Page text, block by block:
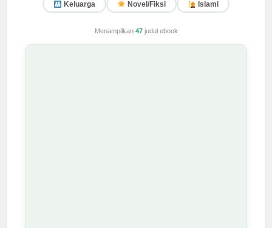
Keluarga Novel/Fiksi Islami
Menampilkan 47judul ebook